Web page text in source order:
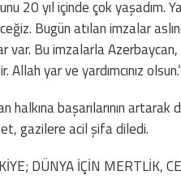
20 yıl içinde çok yaşadım.
Bugün atılan imzalar
var. Bu imzalarla
yar ve yardımcınız
başarılarının artarak
gazilere acil şifa diledi.
DÜNYA İÇİN MERTLİK,